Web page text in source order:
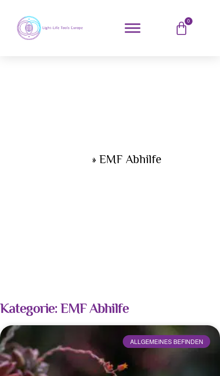
0
» EMF Abhilfe
Kategorie: EMF Abhilfe
ALLGEMEINES BEFINDEN